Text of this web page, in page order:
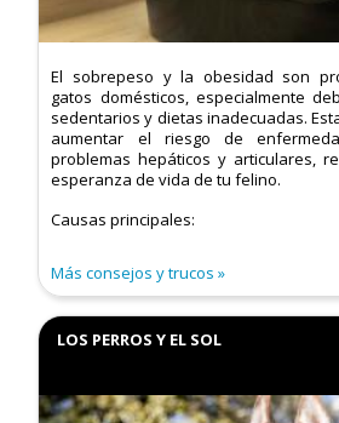
El sobrepeso y la obesidad son
gatos domésticos, especialmente
sedentarios y dietas inadecuadas.
aumentar el riesgo de
problemas hepáticos y articulares,
esperanza de vida de tu felino.​
Causas principales:
Más consejos y trucos
LOS PERROS Y EL SOL